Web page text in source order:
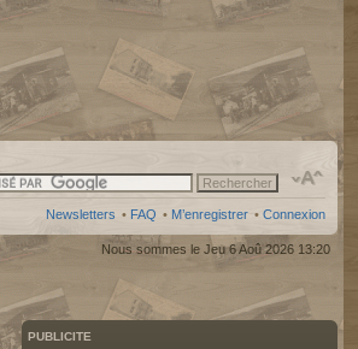
Newsletters • FAQ • M’enregistrer • Connexion
Nous sommes le Jeu 6 Aoû 2026 13:20
PUBLICITE